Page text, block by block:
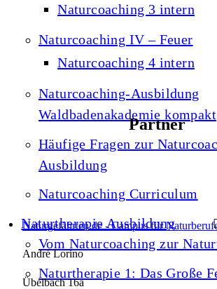
Naturcoaching 3 intern
Naturcoaching IV – Feuer
Naturcoaching 4 intern
Naturcoaching-Ausbildung
Waldbadenakademie kompakt
Häufige Fragen zur
Ausbildung
Naturcoaching Curriculum
Naturtherapie Ausbildung
Vom Naturcoaching zur
Naturtherapie 1: Das Große
f
Partner
Naturgefährten.de - Campus für
André Lorino
Übelbach 16a